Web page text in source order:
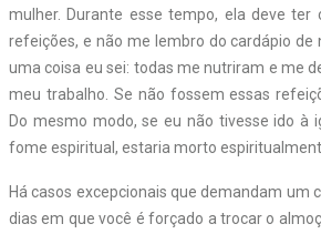
mulher. Durante esse tempo, ela deve ter
refeições, e não me lembro do cardápio de
uma coisa eu sei: todas me nutriram e me
meu trabalho. Se não fossem essas
Do mesmo modo, se eu não tivesse ido à
fome espiritual, estaria morto
Há casos excepcionais que demandam um
dias em que você é forçado a trocar o